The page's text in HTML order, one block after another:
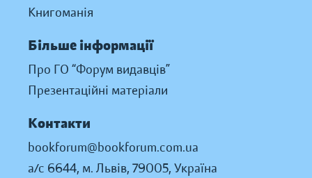
Книгоманія
Більше інформації
Про ГО “Форум видавців”
Презентаційні матеріали
Контакти
bookforum@bookforum.com.ua
а/с 6644, м. Львів, 79005, Україна